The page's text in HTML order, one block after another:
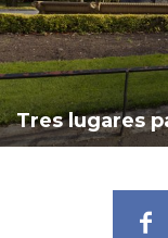
Tres lugares